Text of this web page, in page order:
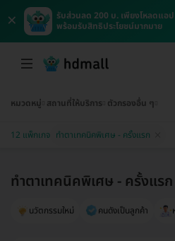
×
รับส่วนลด 200 บ. เพียงโหลดแอ
พร้อมรับสิทธิประโยชน์มากมาย
หมวดหมู่ สถานที่ให้บริการ ตัวกรองอื่น ๆ
12 แพ็กเกจ ทำตาเทคนิคพิเศษ - ครั้งแรก
นวัตกรรมใหม่ คนดังเป็นลูกค้า
ทำตาเทคนิคพิเศษ - ครั้งแรก